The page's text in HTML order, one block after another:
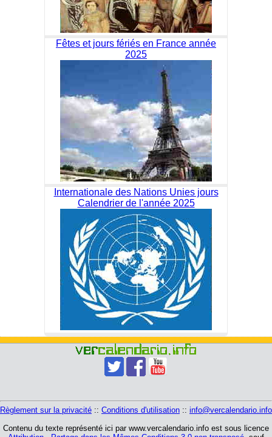
Fêtes et jours fériés en France année
2025
Internationale des Nations Unies jours
Calendrier de l'année 2025
Règlement sur la privacité :: Conditions d'utilisation :: info@vercalendario.info
Contenu du texte représenté ici par www.vercalendario.info est sous licence